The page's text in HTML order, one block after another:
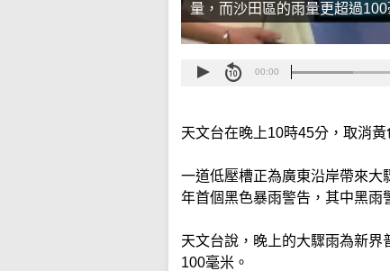
量，而沙田區的雨量更超過
00:00
天文台在晚上10時45分，取消黃
一道低壓槽正為廣東沿岸帶來大
年首個黑色暴雨警告，其中黑雨
天文台說，晚上的大驟雨為新
100毫米。